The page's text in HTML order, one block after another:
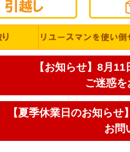
【お知らせ】8月
ご迷惑
【夏季休業日のお知ら
お問